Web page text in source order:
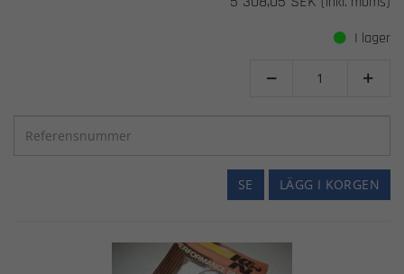
I lager
 
LÄGG I KORGEN
SE